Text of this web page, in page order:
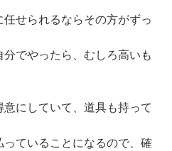
せられるならその方がずっ
でやったら、むしろ高いも
にしていて、道具も持って
ていることになるので、確